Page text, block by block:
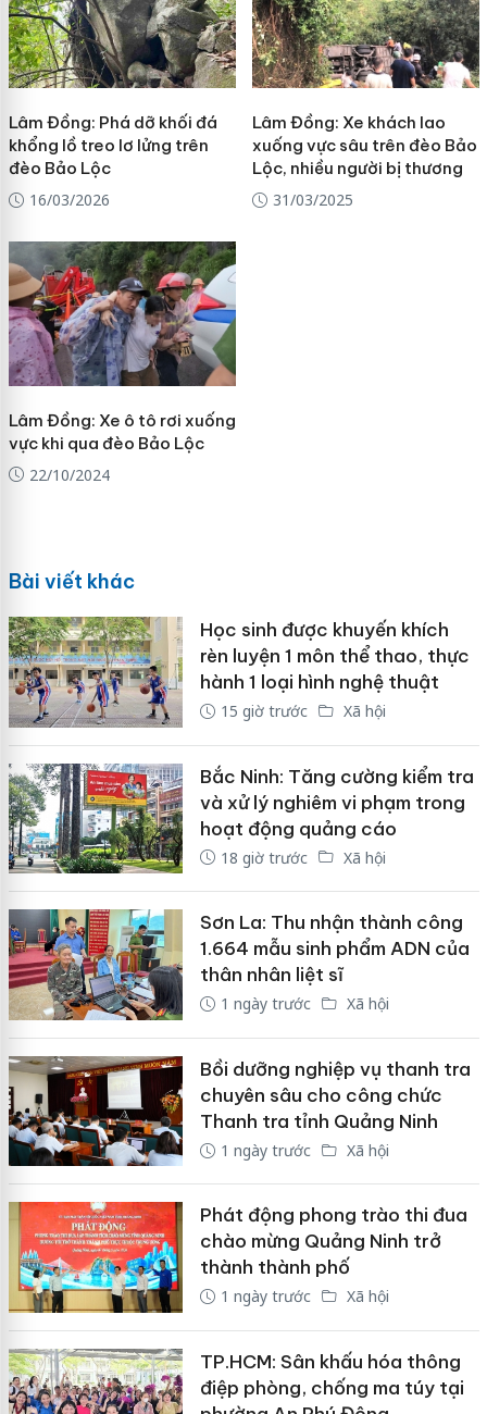
Lâm Đồng: Phá dỡ khối đá
khổng lồ treo lơ lửng trên
đèo Bảo Lộc
16/03/2026
Lâm Đồng: Xe khách lao
xuống vực sâu trên đèo Bảo
Lộc, nhiều người bị thương
31/03/2025
Lâm Đồng: Xe ô tô rơi xuống
vực khi qua đèo Bảo Lộc
22/10/2024
Bài viết khác
Học sinh được khuyến khích
rèn luyện 1 môn thể thao, thực
hành 1 loại hình nghệ thuật
15 giờ trước Xã hội
Bắc Ninh: Tăng cường kiểm tra
và xử lý nghiêm vi phạm trong
hoạt động quảng cáo
18 giờ trước Xã hội
Sơn La: Thu nhận thành công
1.664 mẫu sinh phẩm ADN của
thân nhân liệt sĩ
1 ngày trước Xã hội
Bồi dưỡng nghiệp vụ thanh tra
chuyên sâu cho công chức
Thanh tra tỉnh Quảng Ninh
1 ngày trước Xã hội
Phát động phong trào thi đua
chào mừng Quảng Ninh trở
thành thành phố
1 ngày trước Xã hội
TP.HCM: Sân khấu hóa thông
điệp phòng, chống ma túy tại